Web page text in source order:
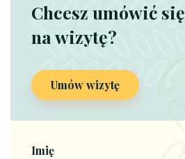
Chcesz umówić się
na wizytę?
Umów wizytę
Imię